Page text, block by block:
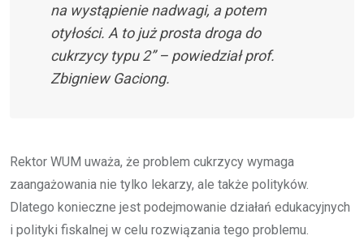
na wystąpienie nadwagi, a potem
otyłości. A to już prosta droga do
cukrzycy typu 2” – powiedział prof.
Zbigniew Gaciong.
Rektor WUM uważa, że problem cukrzycy wymaga
zaangażowania nie tylko lekarzy, ale także polityków.
Dlatego konieczne jest podejmowanie działań edukacyjnych
i polityki fiskalnej w celu rozwiązania tego problemu.